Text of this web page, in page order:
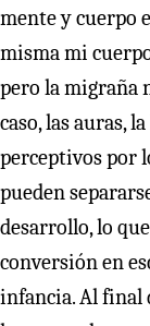
mente y cuerpo
misma mi
pero la migraña
caso, las auras,
perceptivos por
pueden
desarrollo, lo
conversión en
infancia. Al final